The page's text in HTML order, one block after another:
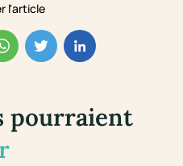
l'article
pourraient